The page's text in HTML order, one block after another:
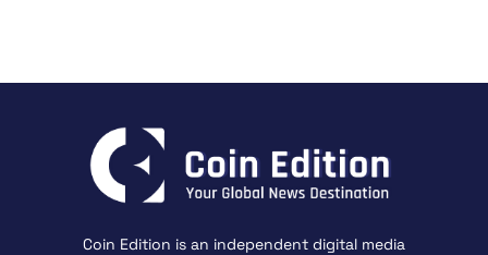
Coin Edition is an independent digital media